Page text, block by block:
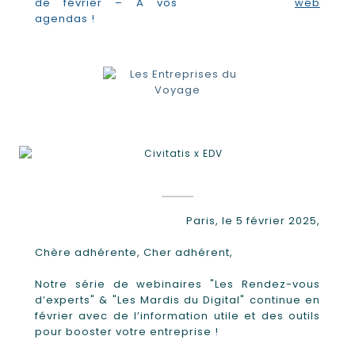
agendas !
Paris, le 5 février 2025,
Chère adhérente, Cher adhérent,
Notre série de webinaires "Les Rendez-vous
d’experts" & "Les Mardis du Digital" continue en
février avec de l’information utile et des outils
pour booster votre entreprise !